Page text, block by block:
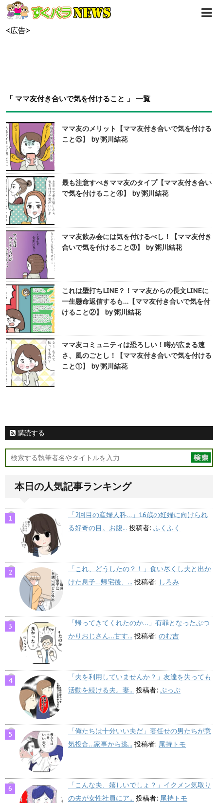
<広告>
「 ママ友付き合いで気を付けること 」 一覧
ママ友のメリット【ママ友付き合いで気を付ける
こと⑤】 by 粥川結花
最も注意すべきママ友のタイプ【ママ友付き合い
で気を付けること④】 by 粥川結花
ママ友飲み会には気を付けるべし！【ママ友付き
合いで気を付けること③】 by 粥川結花
これは壁打ちLINE？！ママ友からの長文LINEに
一生懸命返信するも…【ママ友付き合いで気を付
けること②】 by 粥川結花
ママ友コミュニティは恐ろしい！噂が広まる速
さ、風のごとし！【ママ友付き合いで気を付ける
こと①】 by 粥川結花
購読する
本日の人気記事ランキング
「2回目の産婦人科…」16歳の妊婦に向けられ
る好奇の目。お腹... 投稿者: ふくふく
「これ、どうしたの？！」食い尽くし夫と出か
けた息子…帰宅後、... 投稿者: しろみ
「帰ってきてくれたのか…」有罪となったぶつ
かりおじさん…甘す... 投稿者: のむ吉
「夫を利用していませんか？」友達を失っても
活動を続ける夫。妻... 投稿者: ぷっぷ
「俺たちは十分いい夫だ」妻任せの男たちが意
気投合…家事から逃... 投稿者: 尾持トモ
「こんな夫、嬉しいでしょ？」イクメン気取り
の夫が女性社員にア... 投稿者: 尾持トモ